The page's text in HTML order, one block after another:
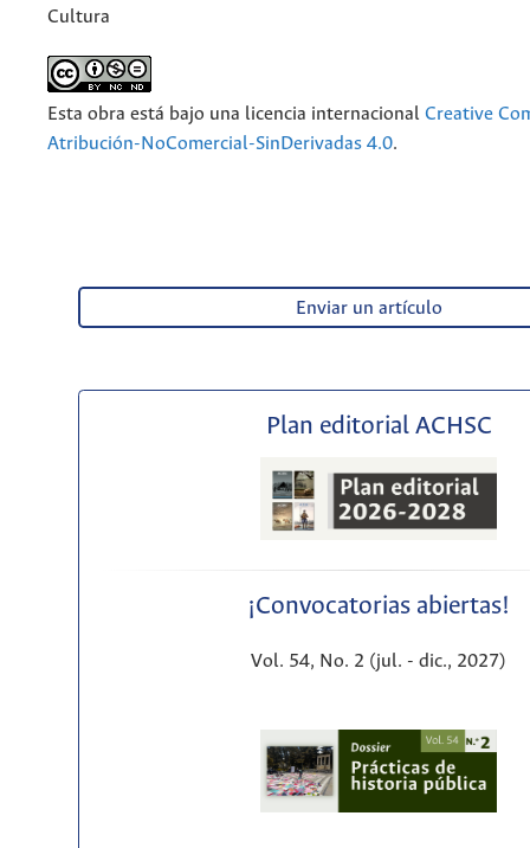
Cultura
Esta obra está bajo una licencia internacional Creative
Atribución-NoComercial-SinDerivadas 4.0.
Enviar un artículo
Plan editorial ACHSC
¡Convocatorias abiertas!
Vol. 54, No. 2 (jul. - dic., 2027)